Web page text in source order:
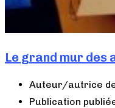
Le grand mur des
Auteur/autrice
Publication